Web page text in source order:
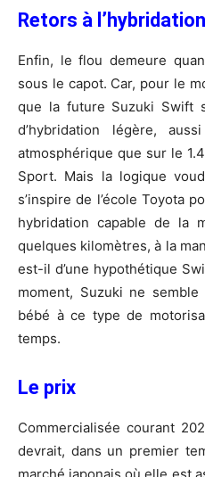
Retors à l’hybridation
Enfin, le flou demeure
sous le capot. Car, pour le
que la future Suzuki Swift
d’hybridation légère,
atmosphérique que sur le
Sport. Mais la logique
s’inspire de l’école Toyota
hybridation capable de la
quelques kilomètres, à la
est-il d’une hypothétique
moment, Suzuki ne
bébé à ce type de
temps.
Le prix
Commercialisée courant
devrait, dans un premier
marché japonais où elle est